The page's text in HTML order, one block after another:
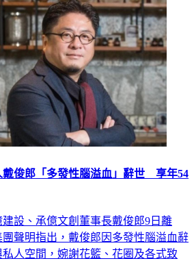
戴俊郎「多發性腦溢血」辭世 享年54
設、承億文創董事長戴俊郎9日離
聲明指出，戴俊郎因多發性腦溢血辭
⼈空間，婉謝花籃、花圈及各式致